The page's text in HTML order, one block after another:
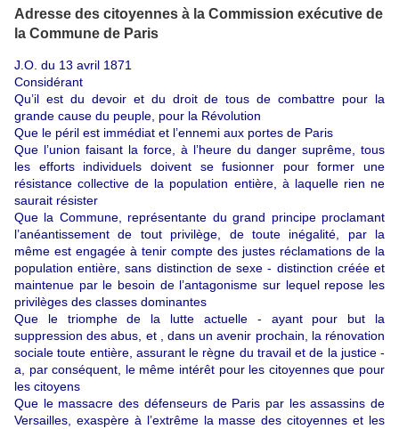
Adresse des citoyennes à la Commission exécutive de
la Commune de Paris
J.O. du 13 avril 1871
Considérant
Qu’il est du devoir et du droit de tous de combattre pour la
grande cause du peuple, pour la Révolution
Que le péril est immédiat et l’ennemi aux portes de Paris
Que l’union faisant la force, à l’heure du danger suprême, tous
les efforts individuels doivent se fusionner pour former une
résistance collective de la population entière, à laquelle rien ne
saurait résister
Que la Commune, représentante du grand principe proclamant
l’anéantissement de tout privilège, de toute inégalité, par la
même est engagée à tenir compte des justes réclamations de la
population entière, sans distinction de sexe - distinction créée et
maintenue par le besoin de l’antagonisme sur lequel repose les
privilèges des classes dominantes
Que le triomphe de la lutte actuelle - ayant pour but la
suppression des abus, et , dans un avenir prochain, la rénovation
sociale toute entière, assurant le règne du travail et de la justice -
a, par conséquent, le même intérêt pour les citoyennes que pour
les citoyens
Que le massacre des défenseurs de Paris par les assassins de
Versailles, exaspère à l’extrême la masse des citoyennes et les